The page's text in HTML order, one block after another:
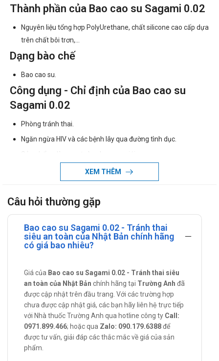
Thành phần của Bao cao su Sagami 0.02
Nguyên liệu tổng hợp PolyUrethane, chất silicone cao cấp dựa
trên chất bôi trơn,...
Dạng bào chế
Bao cao su.
Công dụng - Chỉ định của Bao cao su
Sagami 0.02
Phòng tránh thai.
Ngăn ngừa HIV và các bệnh lây qua đường tình dục.
Sản phẩm dùng an toàn cho nam giới.
Cách dùng - Liều dùng Bao cao su
Sagami 0.02
Xé dọc một bên gói, tránh làm rách bao cao su bên trong.
Ngay sau khi xuất tinh, rút dương vật ra khi vẫn còn đang
cương bằng cách giữ chặt bao cao su Chỉ tháo bao cao su ra
Hủy bao cao su đã dùng một cách vệ sinh. Gói bao cao su lại
và bỏ vào thùng rác.
Chống chỉ định của Bao cao su Sagami
0.02
Mẫn cảm với các thành phần của sản phẩm.
Lưu ý thận trọng khi sử dụng Bao cao su
XEM THÊM
Câu hỏi thường gặp
Bao cao su Sagami 0.02 - Tránh thai
siêu an toàn của Nhật Bản chính hãng
có giá bao nhiêu?
Giá của Bao cao su Sagami 0.02 - Tránh thai siêu
an toàn của Nhật Bản chính hãng tại Trường Anh đã
được cập nhật trên đầu trang. Với các trường hợp
chưa được cập nhật giá, các bạn hãy liên hệ trực tiếp
với Nhà thuốc Trường Anh qua hotline công ty Call:
0971.899.466; hoặc qua Zalo: 090.179.6388để
được tư vấn, giải đáp các thắc mắc về giá của sản
phẩm.